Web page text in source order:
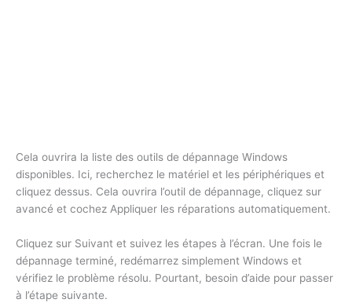
Cela ouvrira la liste des outils de dépannage Windows
disponibles. Ici, recherchez le matériel et les périphériques et
cliquez dessus. Cela ouvrira l’outil de dépannage, cliquez sur
avancé et cochez Appliquer les réparations automatiquement.
Cliquez sur Suivant et suivez les étapes à l’écran. Une fois le
dépannage terminé, redémarrez simplement Windows et
vérifiez le problème résolu. Pourtant, besoin d’aide pour passer
à l’étape suivante.